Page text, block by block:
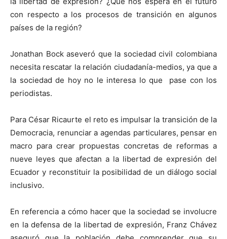
con respecto a los procesos de transición en algunos
países de la región?
Jonathan Bock aseveró que la sociedad civil colombiana
necesita rescatar la relación ciudadanía-medios, ya que a
la sociedad de hoy no le interesa lo que pase con los
periodistas.
Para César Ricaurte el reto es impulsar la transición de la
Democracia, renunciar a agendas particulares, pensar en
macro para crear propuestas concretas de reformas a
nueve leyes que afectan a la libertad de expresión del
Ecuador y reconstituir la posibilidad de un diálogo social
inclusivo.
En referencia a cómo hacer que la sociedad se involucre
en la defensa de la libertad de expresión, Franz Chávez